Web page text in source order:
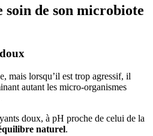
de son microbiote
mais lorsqu’il est trop agressif, il
autant les micro-organismes
doux, à pH proche de celui de la
naturel.